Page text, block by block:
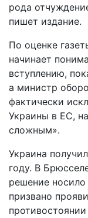
рода
пишет издание.
По оценке
начинает
вступлению,
а министр
фактически
Украины в ЕС,
сложным».
Украина
году. В
решение
призвано